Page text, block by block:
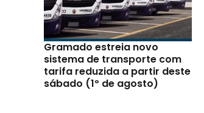
Gramado estreia novo
sistema de transporte com
tarifa reduzida a partir deste
sábado (1º de agosto)